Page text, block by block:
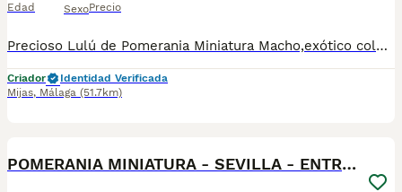
Edad SexoPrecio
Precioso Lulú de Pomerania Miniatura Macho,exótico color chocolate ojos verdes,3 meses,mut chatito,perrito de capricho,se entrega con revision veterinaria, cartilla, vacunas y desparasitaciones al día,Listo para encontrar una Buena Familia que lo Cuide como Merece.No se envía, sólo se entrega en persona.
Criador
Identidad Verificada
Mijas, Málaga (51.7km)
POMERANIA MINIATURA - SEVILLA - ENTREGA